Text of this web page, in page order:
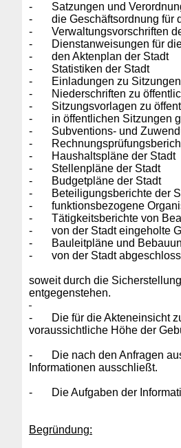
-
Satzungen und
-
die Geschäftsordnung für
-
Verwaltungsvorschriften
-
Dienstanweisungen für
-
den Aktenplan der Stadt
-
Statistiken der Stadt
-
Einladungen zu
-
Niederschriften zu
-
Sitzungsvorlagen zu
-
in öffentlichen Sitzungen
-
Subventions- und
-
-
Haushaltspläne der Stadt
-
Stellenpläne der Stadt
-
Budgetpläne der Stadt
-
Beteiligungsberichte der
-
funktionsbezogene
-
Tätigkeitsberichte von
-
von der Stadt eingeholte
-
Bauleitpläne und
-
von der Stadt
soweit durch die
entgegenstehen.
-
Die für die Akteneinsicht
voraussichtliche Höhe der
-
Die nach den Anfragen
Informationen ausschließt.
- Die Aufgaben der
Begründung: